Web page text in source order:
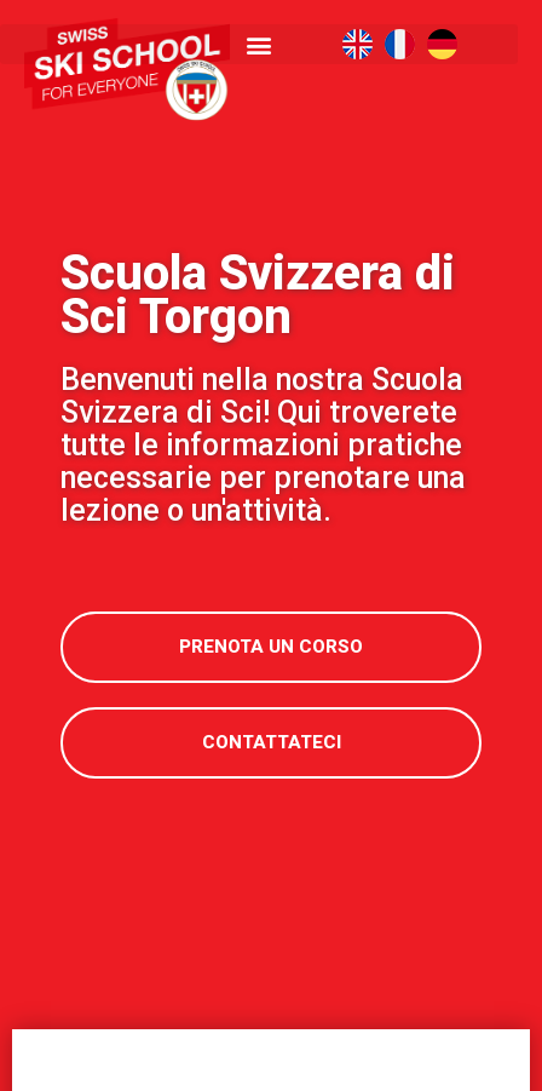
Scuola Svizzera di
Sci Torgon
Benvenuti nella nostra Scuola
Svizzera di Sci! Qui troverete
tutte le informazioni pratiche
necessarie per prenotare una
lezione o un'attività.
PRENOTA UN CORSO
CONTATTATECI